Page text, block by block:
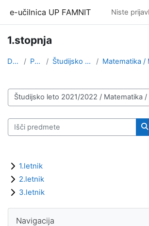
e-učilnica UP FAMNIT Niste
1.stopnja
Domov Predmeti Študijsko leto 2021/2022
Kategorije predmetov
Išči predmete
1.letnik
2.letnik
3.letnik
Bloki
Navigacija